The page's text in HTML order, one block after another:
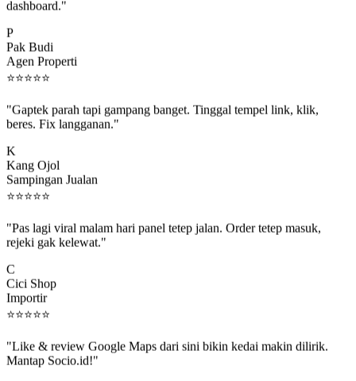
Pak Budi
Agen Properti
⭐⭐⭐⭐⭐
beres. Fix langganan."
Kang Ojol
Sampingan Jualan
⭐⭐⭐⭐⭐
rejeki gak kelewat."
Cici Shop
Importir
⭐⭐⭐⭐⭐
Mantap Socio.id!"